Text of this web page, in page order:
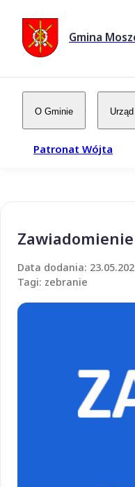
Gmina
O Gminie Urząd
Patronat Wójta
Zawiadomienie
Data dodania:
Tagi: zebranie